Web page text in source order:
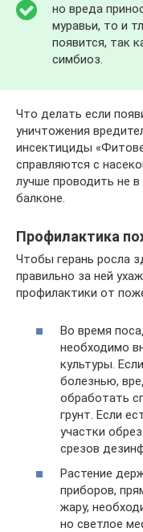
но вреда
муравьи, то и
появится, так
симбиоз.
Что делать если
уничтожения
инсектициды
справляются с
лучше проводить не
балконе.
Профилактика
Чтобы герань росла
правильно за ней
профилактики от
Во время
необходимо
культуры.
болезнью,
обработать
грунт. Если
участки
срезов
Растение
приборов,
жару,
но светлое